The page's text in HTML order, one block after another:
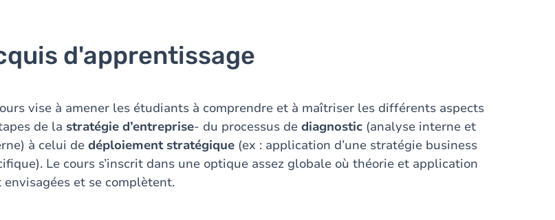
d'apprentissage
vise à amener les étudiants à comprendre et à maîtriser les différents aspects
de la stratégie d’entreprise- du processus de diagnostic (analyse interne et
à celui de déploiement stratégique (ex : application d’une stratégie business
Le cours s’inscrit dans une optique assez globale où théorie et application
envisagées et se complètent.